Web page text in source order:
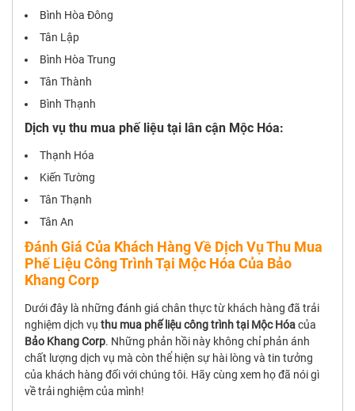
Bình Hòa Đông
Tân Lập
Bình Hòa Trung
Tân Thành
Bình Thạnh
Dịch vụ thu mua phế liệu tại lân cận Mộc Hóa:
Thạnh Hóa
Kiến Tường
Tân Thạnh
Tân An
Đánh Giá Của Khách Hàng Về Dịch Vụ Thu Mua
Phế Liệu Công Trình Tại Mộc Hóa Của Bảo
Khang Corp
Dưới đây là những đánh giá chân thực từ khách hàng đã trải
nghiệm dịch vụ thu mua phế liệu công trình tại Mộc Hóacủa
Bảo Khang Corp. Những phản hồi này không chỉ phản ánh
chất lượng dịch vụ mà còn thể hiện sự hài lòng và tin tưởng
của khách hàng đối với chúng tôi. Hãy cùng xem họ đã nói gì
về trải nghiệm của mình!